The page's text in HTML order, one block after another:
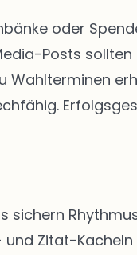
oder
Posts
sichern
Zitat-